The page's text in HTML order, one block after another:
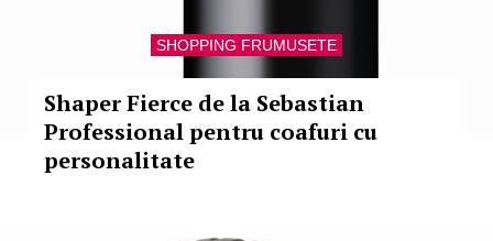
SHOPPING FRUMUSETE
Shaper Fierce de la Sebastian
Professional pentru coafuri cu
personalitate